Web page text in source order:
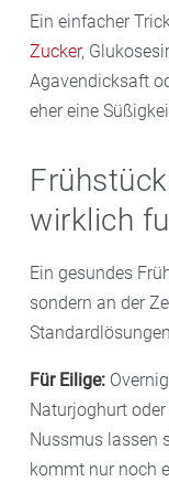
Ein einfacher
Zucker,
Agavendicksaft
eher eine
wirklich
Ein gesundes
sondern an der
Für Eilige:
Naturjoghurt
Nussmus lassen
kommt nur noch